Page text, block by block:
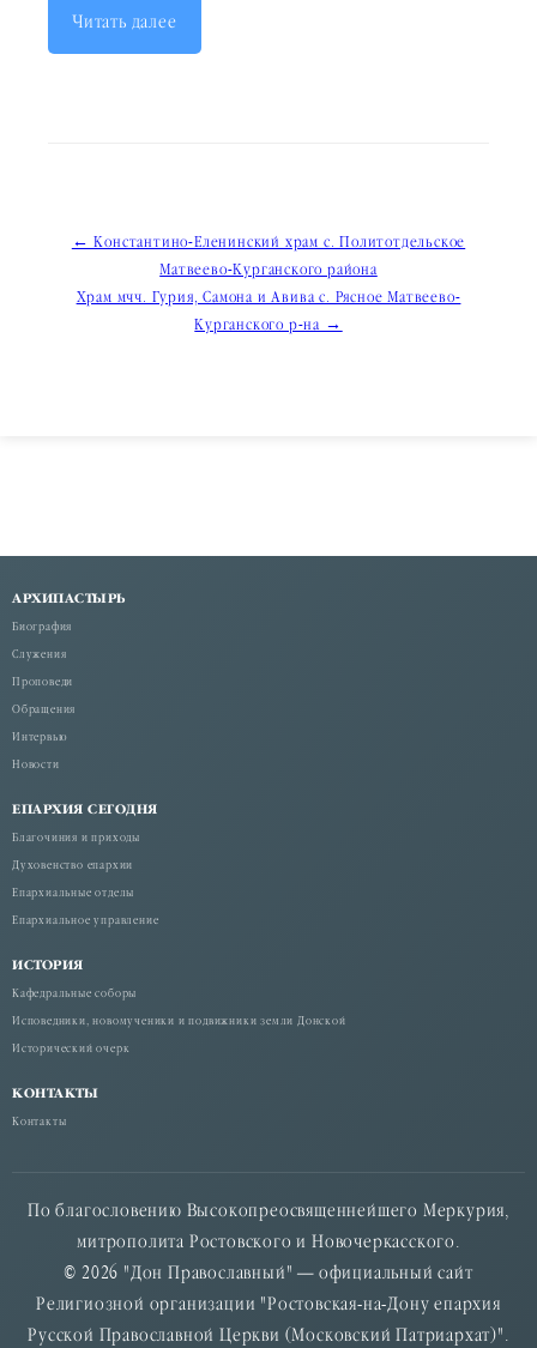
Читать далее
Навигация
по
← Константино-Еленинский храм с. Политотдельское
Матвеево-Курганского района
Храм мчч. Гурия, Самона и Авива с. Рясное Матвеево-
Курганского р-на →
АРХИПАСТЫРЬ
Биография
Служения
Проповеди
Обращения
Интервью
Новости
ЕПАРХИЯ СЕГОДНЯ
Благочиния и приходы
Духовенство епархии
Епархиальные отделы
Епархиальное управление
ИСТОРИЯ
Кафедральные соборы
Исповедники, новомученики и подвижники земли Донской
Исторический очерк
КОНТАКТЫ
Контакты
По благословению Высокопреосвященнейшего Меркурия,
митрополита Ростовского и Новочеркасского.
© 2026 "Дон Православный" — официальный сайт
Религиозной организации "Ростовская-на-Дону епархия
Русской Православной Церкви (Московский Патриархат)".